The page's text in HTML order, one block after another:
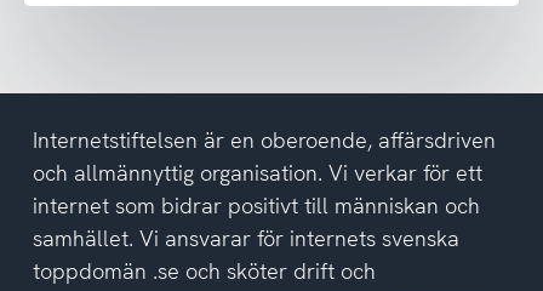
del
av
integritetspolicyn
Internetstiftelsen är en oberoende, affärsdriven
och allmännyttig organisation. Vi verkar för ett
internet som bidrar positivt till människan och
samhället. Vi ansvarar för internets svenska
toppdomän .se och sköter drift och